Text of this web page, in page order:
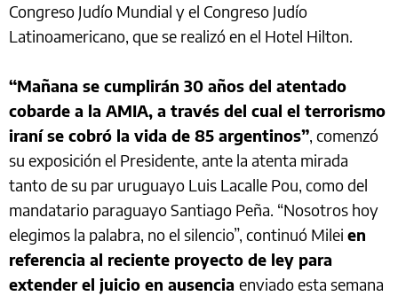
Congreso Judío Mundial y el Congreso Judío
Latinoamericano, que se realizó en el Hotel Hilton.
“Mañana se cumplirán 30 años del atentado
cobarde a la AMIA, a través del cual el terrorismo
iraní se cobró la vida de 85 argentinos”, comenzó
su exposición el Presidente, ante la atenta mirada
tanto de su par uruguayo Luis Lacalle Pou, como del
mandatario paraguayo Santiago Peña. “Nosotros hoy
elegimos la palabra, no el silencio”, continuó Milei en
referencia al reciente proyecto de ley para
extender el juicio en ausencia enviado esta semana